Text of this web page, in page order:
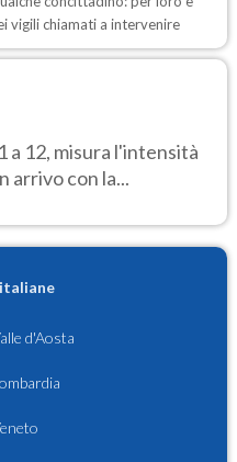
vigili chiamati a intervenire
a 12, misura l'intensità
arrivo con la...
d'Aosta